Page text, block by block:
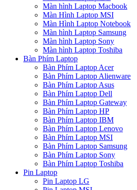
Màn hình Laptop Macbook
Màn Hình Laptop MSI
Màn Hình Laptop Notebook
Màn hình Laptop Samsung
Màn hình Laptop Sony
Màn hình Laptop Toshiba
Bàn Phím Laptop
Bàn Phím Laptop Acer
Bàn Phím Laptop Alienware
Bàn Phím Laptop Asus
Bàn Phím Laptop Dell
Bàn Phím Laptop Gateway
Bàn Phím Laptop HP
Bàn Phím Laptop IBM
Bàn Phím Laptop Lenovo
Bàn Phím Laptop MSI
Bàn Phím Laptop Samsung
Bàn Phím Laptop Sony
Bàn Phím Laptop Toshiba
Pin Laptop
Pin Laptop LG